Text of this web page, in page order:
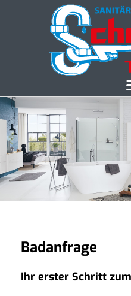
Badanfrage
Ihr erster Schritt